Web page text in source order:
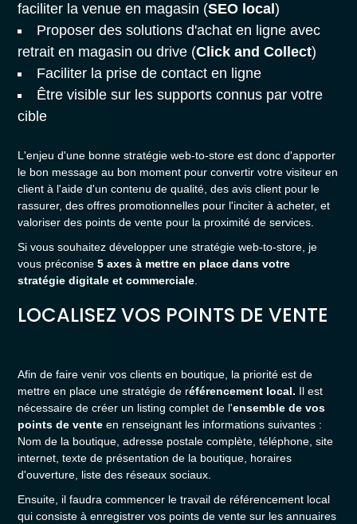
faciliter la venue en magasin (SEO local)
Proposer des solutions d'achat en ligne avec
retrait en magasin ou drive (Click and Collect)
Faciliter la prise de contact en ligne
Être visible sur les supports connus par votre
cible
L'enjeu d'une bonne stratégie web-to-store est donc d'apporter
le bon message au bon moment pour convertir votre visiteur en
client à l'aide d'un contenu de qualité, des avis client pour le
rassurer, des offres promotionnelles pour l'inciter à acheter, et
valoriser des points de vente pour la proximité de services.
Si vous souhaitez développer une stratégie web-to-store, je
vous préconise5 axes à mettre en place dans votre
stratégie digitale et commerciale
LOCALISEZ VOS POINTS DE VENTE
Afin de faire venir vos clients en boutique, la priorité est de
mettre en place une stratégie de référencement local. Il est
nécessaire de créer un listing complet de l'ensemble de vos
points de vente en renseignant les informations suivantes :
Nom de la boutique, adresse postale complète, téléphone, site
internet, texte de présentation de la boutique, horaires
d'ouverture, liste des réseaux sociaux.
Ensuite, il faudra commencer le travail de référencement local
qui consiste à enregistrer vos points de vente sur les annuaires